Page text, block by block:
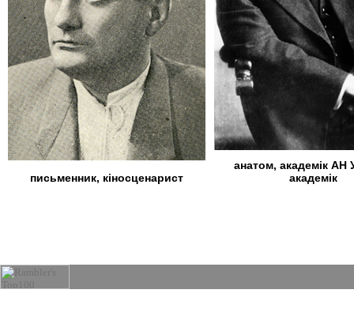
письменник, кіносценарист
анатом, академік АН
академік